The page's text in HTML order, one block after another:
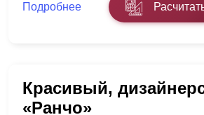
Подробнее
Красивый,
«Ранчо»